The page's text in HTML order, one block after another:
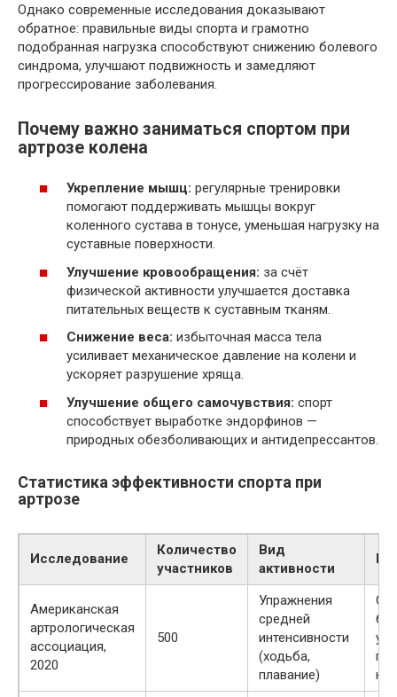
Однако современные исследования доказывают
обратное: правильные виды спорта и грамотно
подобранная нагрузка способствуют снижению болевого
синдрома, улучшают подвижность и замедляют
прогрессирование заболевания.
Почему важно заниматься спортом при
артрозе колена
Укрепление мышц: регулярные тренировки
помогают поддерживать мышцы вокруг
коленного сустава в тонусе, уменьшая нагрузку на
суставные поверхности.
Улучшение кровообращения: за счёт
физической активности улучшается доставка
питательных веществ к суставным тканям.
Снижение веса: избыточная масса тела
усиливает механическое давление на колени и
ускоряет разрушение хряща.
Улучшение общего самочувствия: спорт
способствует выработке эндорфинов —
природных обезболивающих и антидепрессантов.
Статистика эффективности спорта при
артрозе
Исследование
Количество
участников
Вид
активности
Американская
артрологическая
ассоциация,
2020
500
Упражнения
средней
интенсивности
(ходьба,
плавание)
на